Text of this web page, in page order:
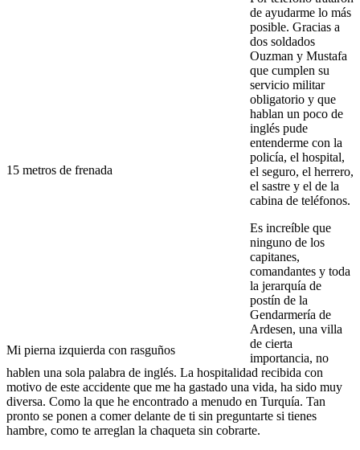
15 metros de frenada
Mi pierna izquierda con rasguños
de ayudarme lo más
posible. Gracias a
dos soldados
Ouzman y Mustafa
que cumplen su
servicio militar
obligatorio y que
hablan un poco de
inglés pude
entenderme con la
policía, el hospital,
el seguro, el herrero,
el sastre y el de la
cabina de teléfonos.
Es increíble que
ninguno de los
capitanes,
comandantes y toda
la jerarquía de
postín de la
Gendarmería de
Ardesen, una villa
de cierta
importancia, no
hablen una sola palabra de inglés. La hospitalidad recibida con
motivo de este accidente que me ha gastado una vida, ha sido muy
diversa. Como la que he encontrado a menudo en Turquía. Tan
pronto se ponen a comer delante de ti sin preguntarte si tienes
hambre, como te arreglan la chaqueta sin cobrarte.